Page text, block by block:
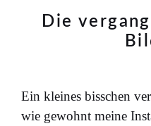
Die
Ein kleines bisschen
wie gewohnt meine